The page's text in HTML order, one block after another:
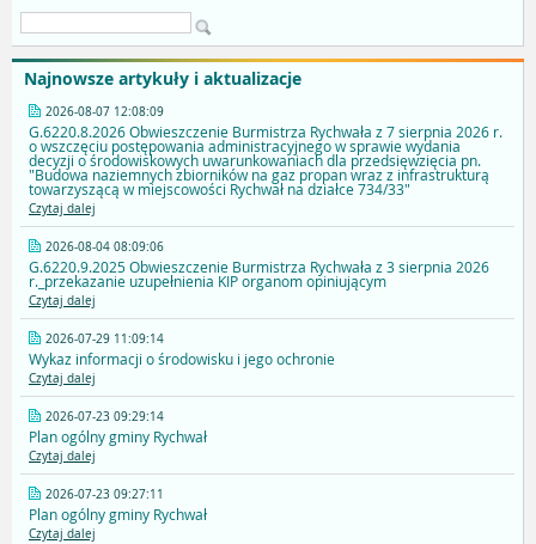
Najnowsze artykuły i aktualizacje
2026-08-07 12:08:09
G.6220.8.2026 Obwieszczenie Burmistrza Rychwała z 7 sierpnia 2026 r.
o wszczęciu postępowania administracyjnego w sprawie wydania
decyzji o środowiskowych uwarunkowaniach dla przedsięwzięcia pn.
"Budowa naziemnych zbiorników na gaz propan wraz z infrastrukturą
towarzyszącą w miejscowości Rychwał na działce 734/33"
Czytaj dalej
2026-08-04 08:09:06
G.6220.9.2025 Obwieszczenie Burmistrza Rychwała z 3 sierpnia 2026
r._przekazanie uzupełnienia KIP organom opiniującym
Czytaj dalej
2026-07-29 11:09:14
Wykaz informacji o środowisku i jego ochronie
Czytaj dalej
2026-07-23 09:29:14
Plan ogólny gminy Rychwał
Czytaj dalej
2026-07-23 09:27:11
Plan ogólny gminy Rychwał
Czytaj dalej